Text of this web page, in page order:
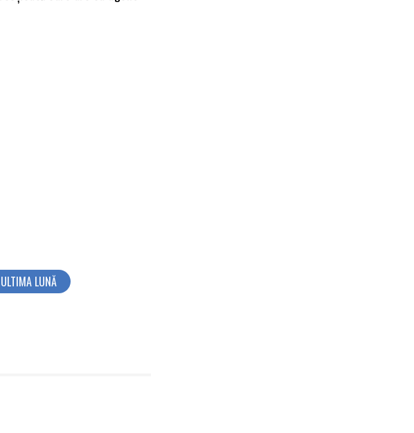
LUNĂ